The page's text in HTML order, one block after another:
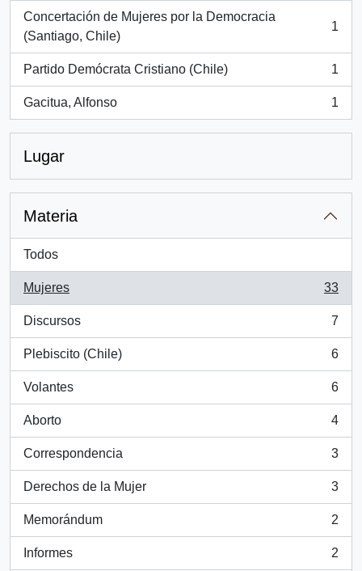
Concertación de Mujeres por la Democracia
(Santiago, Chile)
, 1 resultados
1
Partido Demócrata Cristiano (Chile)
, 1 resultados
1
Gacitua, Alfonso
, 1 resultados
1
Lugar
Materia
Todos
Mujeres
, 33 resultados
33
Discursos
, 7 resultados
7
Plebiscito (Chile)
, 6 resultados
6
Volantes
, 6 resultados
6
Aborto
, 4 resultados
4
Correspondencia
, 3 resultados
3
Derechos de la Mujer
, 3 resultados
3
Memorándum
, 2 resultados
2
Informes
, 2 resultados
2